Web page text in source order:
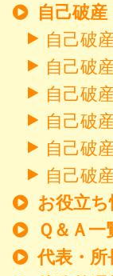
自己破産
自己破
自己破
自己破
自己破
自己破
自己破
お役立
Ｑ＆Ａ一
代表・